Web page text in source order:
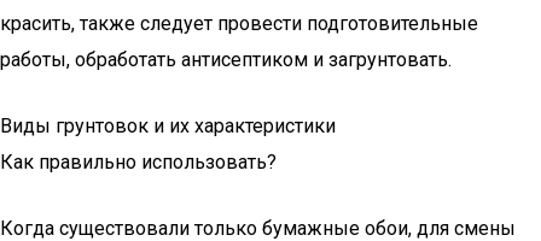
красить, также следует провести подготовительные
работы, обработать антисептиком и загрунтовать.
Виды грунтовок и их характеристики
Как правильно использовать?
Когда существовали только бумажные обои, для смены